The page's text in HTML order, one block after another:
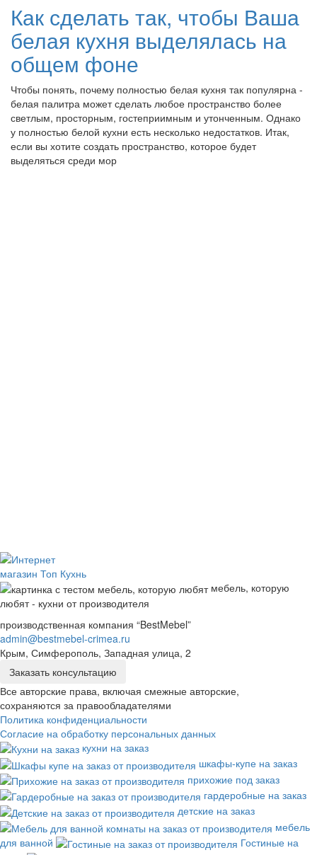
Как сделать так, чтобы Ваша
белая кухня выделялась на
общем фоне
Чтобы понять, почему полностью белая кухня так популярна -
белая палитра может сделать любое пространство более
светлым, просторным, гостеприимным и утонченным. Однако
у полностью белой кухни есть несколько недостатков. Итак,
если вы хотите создать пространство, которое будет
выделяться среди мор
мебель, которую
любят - кухни от производителя
производственная компания “BestMebel”
admin@bestmebel-crimea.ru
Крым, Симферополь, Западная улица, 2
Заказать консультацию
Все авторские права, включая смежные авторские,
сохраняются за правообладателями
Политика конфиденциальности
Согласие на обработку персональных данных
кухни на заказ
шкафы-купе на заказ
прихожие под заказ
гардеробные на заказ
детские на заказ
мебель
для ванной
Гостиные на